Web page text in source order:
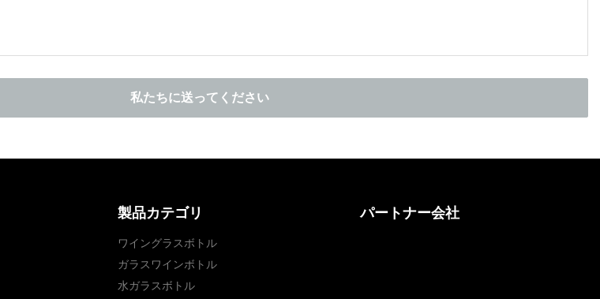
私たちに送ってください
製品カテゴリ
ワイングラスボトル
ガラスワインボトル
水ガラスボトル
パートナー会社